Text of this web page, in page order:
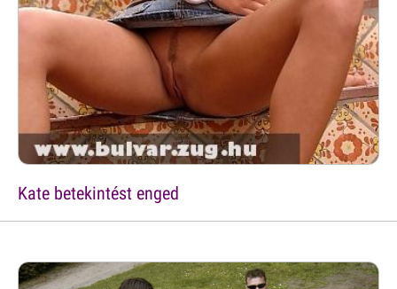
Kate betekintést enged